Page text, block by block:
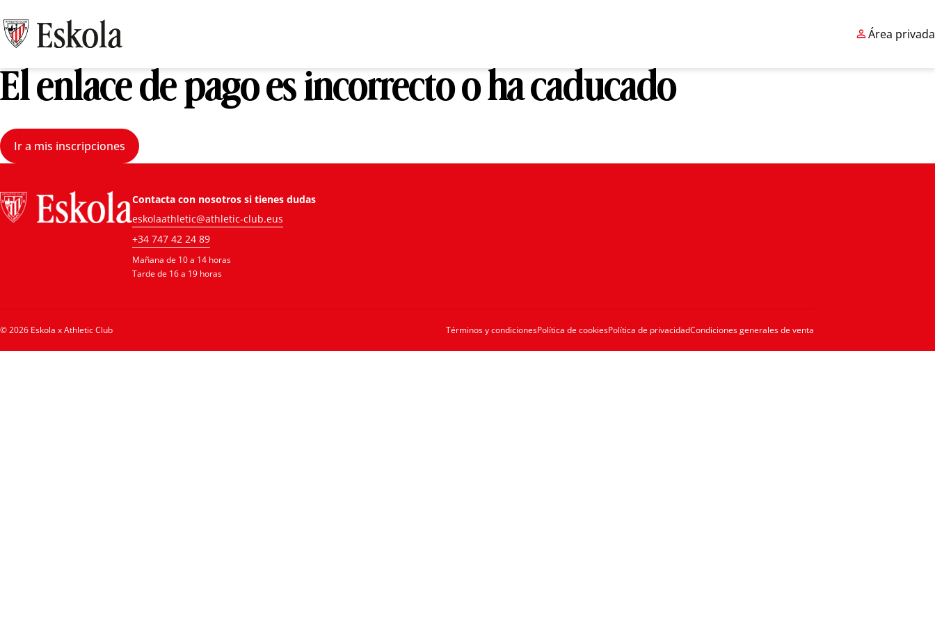
Área privada
El enlace de pago es incorrecto o ha caducado
Ir a mis inscripciones
Contacta con nosotros si tienes dudas
eskolaathletic@athletic-club.eus
+34 747 42 24 89
Mañana de 10 a 14 horas
Tarde de 16 a 19 horas
© 2026 Eskola x Athletic Club Términos y condicionesPolítica de cookiesPolítica de privacidadCondiciones generales de venta